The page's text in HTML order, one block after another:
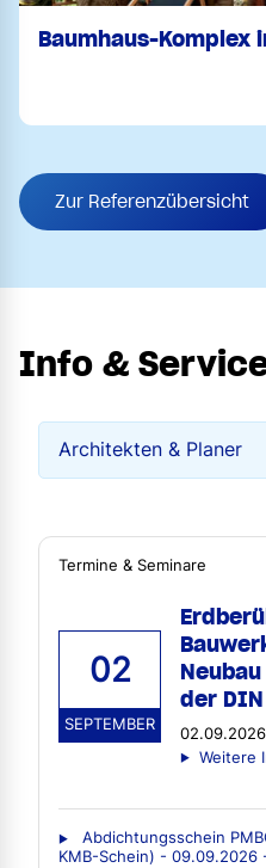
Baumhaus-Komplex
Zur Referenzübersicht
Info &
Termine & Seminare
02
SEPTEMBER
der
Weitere
Abdichtungsschein
KMB-Schein) - 09.09.2026